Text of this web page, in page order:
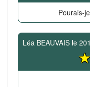
Pourais-
Léa BEAUVAIS le